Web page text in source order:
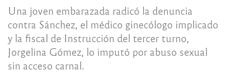
Una joven embarazada radicó la denuncia
contra Sánchez, el médico ginecólogo implicado
y la fiscal de Instrucción del tercer turno,
Jorgelina Gómez, lo imputó por abuso sexual
sin acceso carnal.